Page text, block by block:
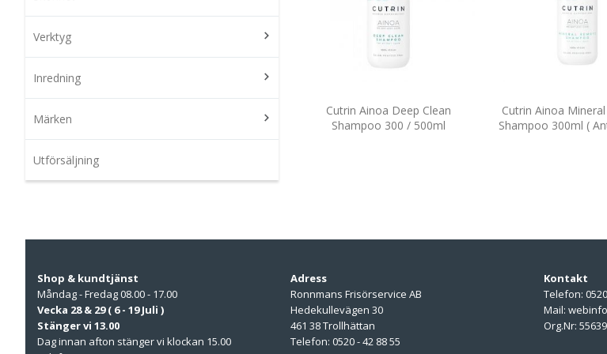
Verktyg
Inredning
Märken
Utförsäljning
Cutrin Ainoa Deep Clean
Shampoo 300 / 500ml
Cutrin Ainoa
Shampoo 300ml (
Shop & kundtjänst
Måndag - Fredag 08.00 - 17.00
Vecka 28 & 29 ( 6 - 19 Juli )
Stänger vi 13.00
Dag innan afton stänger vi klockan 15.00
Adress
Ronnmans Frisörservice AB
Hedekullevägen 30
461 38 Trollhättan
Telefon: 0520 - 42 88 55
Kontakt
Telefon:
Mail:
Org.Nr: